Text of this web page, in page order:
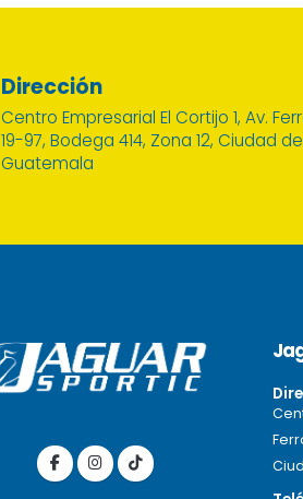
Dirección
Centro Empresarial El Cortijo 1, Av.
19-97, Bodega 414, Zona 12, Ciudad de
Guatemala